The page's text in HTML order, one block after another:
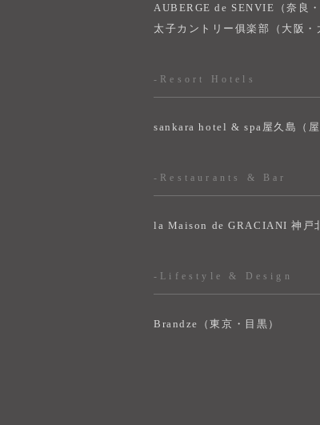
AUBERGE de SENVIE（奈良・
太子カントリー俱楽部（大阪・
-Resort Hotels
sankara hotel & spa屋久島（屋
-Restaurants & Bar
la Maison de GRACIANI 神戸
-Lifestyle & Design
Brandze（東京・目黒）